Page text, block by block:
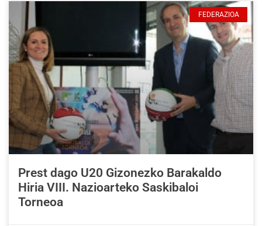
FEDERAZIOA
Prest dago U20 Gizonezko Barakaldo
Hiria VIII. Nazioarteko Saskibaloi
Torneoa